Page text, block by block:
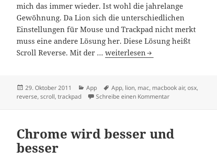
mich das immer wieder. Ist wohl die jahrelange
Gewöhnung. Da Lion sich die unterschiedlichen
Einstellungen für Mouse und Trackpad nicht merkt
muss eine andere Lösung her. Diese Lösung heißt
Scroll Reverse. Mit der …Scroll Reverse für OSX Lion
weiterlesen
Veröffentlicht
am
29. Oktober 2011 Kategorien
App Schlagwörter
App, lion, mac, macbook air,osx,
reverse,scroll,trackpad Schreibe einen Kommentarzu Scroll
Chrome wird besser und
besser